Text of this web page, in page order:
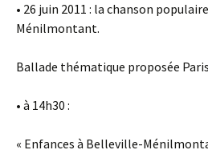
• 26 juin 2011 : la chanson
Ménilmontant.
Ballade thématique proposée
• à 14h30 :
« Enfances à Belleville-